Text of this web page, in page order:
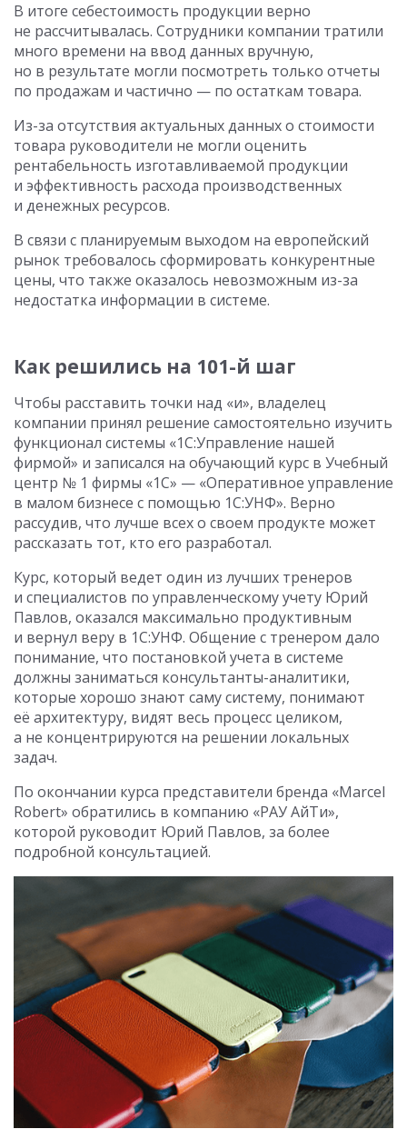
В итоге себестоимость продукции верно
не рассчитывалась. Сотрудники компании тратили
много времени на ввод данных вручную,
но в результате могли посмотреть только отчеты
по продажам и частично — по остаткам товара.
Из-за отсутствия актуальных данных о стоимости
товара руководители не могли оценить
рентабельность изготавливаемой продукции
и эффективность расхода производственных
и денежных ресурсов.
В связи с планируемым выходом на европейский
рынок требовалось сформировать конкурентные
цены, что также оказалось невозможным из-за
недостатка информации в системе.
Как решились на 101-й шаг
Чтобы расставить точки над «и», владелец
компании принял решение самостоятельно изучить
функционал системы «1С:Управление нашей
фирмой» и записался на обучающий курс в Учебный
центр № 1 фирмы «1С» — «Оперативное управление
в малом бизнесе с помощью 1С:УНФ». Верно
рассудив, что лучше всех о своем продукте может
рассказать тот, кто его разработал.
Курс, который ведет один из лучших тренеров
и специалистов по управленческому учету Юрий
Павлов, оказался максимально продуктивным
и вернул веру в 1С:УНФ. Общение с тренером дало
понимание, что постановкой учета в системе
должны заниматься консультанты-аналитики,
которые хорошо знают саму систему, понимают
её архитектуру, видят весь процесс целиком,
а не концентрируются на решении локальных
задач.
По окончании курса представители бренда «Marcel
Robert» обратились в компанию «РАУ АйТи»,
которой руководит Юрий Павлов, за более
подробной консультацией.